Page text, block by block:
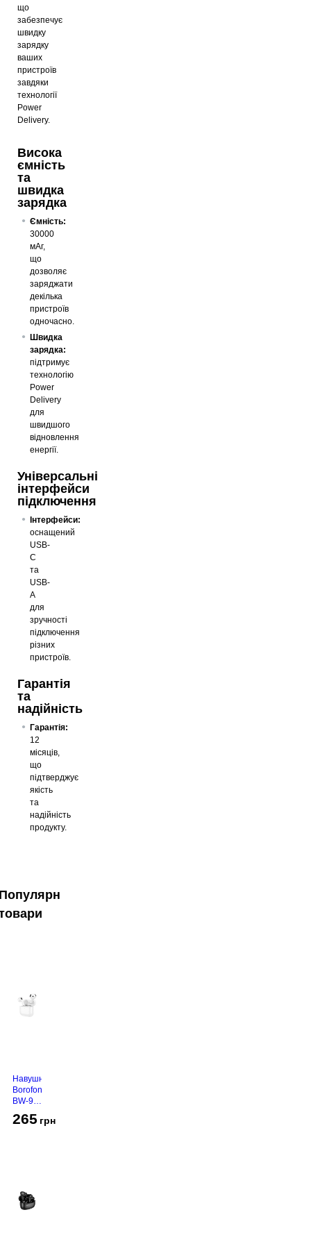
що
забезпечує
швидку
зарядку
ваших
пристроїв
завдяки
технології
Power
Delivery.
Висока
ємність
та
швидка
зарядка
Ємність:
30000
мАг,
що
дозволяє
заряджати
декілька
пристроїв
одночасно.
Швидка
зарядка:
підтримує
технологію
Power
Delivery
для
швидшого
відновлення
енергії.
Універсальні
інтерфейси
підключення
Інтерфейси:
оснащений
USB-
C
та
USB-
A
для
зручності
підключення
різних
пристроїв.
Гарантія
та
надійність
Гарантія:
12
місяців,
що
підтверджує
якість
та
надійність
продукту.
Навушники
Borofone
BW-94
265 грн